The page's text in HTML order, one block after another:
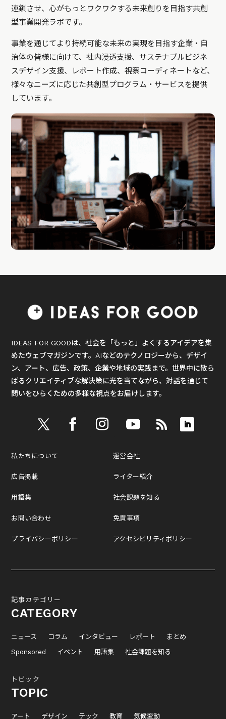
連鎖させ、心がもっとワクワクする未来創りを目指す共創
型事業開発ラボです。
事業を通じてより持続可能な未来の実現を目指す企業・自
治体の皆様に向けて、社内浸透支援、サステナブルビジネ
スデザイン支援、レポート作成、視察コーディネートなど、
様々なニーズに応じた共創型プログラム・サービスを提供
しています。
IDEAS FOR GOODは、社会を「もっと」よくするアイデアを集
めたウェブマガジンです。AIなどのテクノロジーから、デザイ
ン、アート、広告、政策、企業や地域の実践まで。世界中に散ら
ばるクリエイティブな解決策に光を当てながら、対話を通じて
問いをひらくための多様な視点をお届けします。
私たちについて
広告掲載
用語集
お問い合わせ
プライバシーポリシー
運営会社
ライター紹介
社会課題を知る
免責事項
アクセシビリティポリシー
記事カテゴリー
CATEGORY
ニュース コラム インタビュー レポート
まとめ
Sponsored
イベント 用語集 社会課題を知る
トピック
TOPIC
アート デザイン テック 教育 気候変動